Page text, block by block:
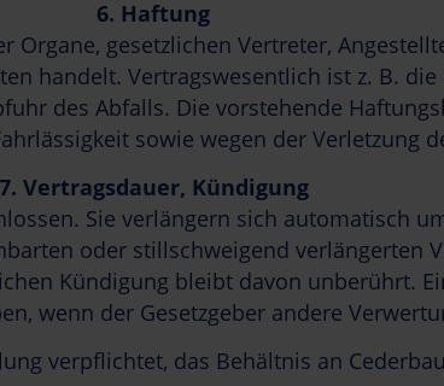
6. Haftung
gesetzlichen Vertreter,
handelt. Vertragswesentlich ist z. B.
des Abfalls. Die vorstehende
sowie wegen der Verletzung
7. Vertragsdauer, Kündigung
Sie verlängern sich automatisch
oder stillschweigend verlängerten
Kündigung bleibt davon unberührt.
wenn der Gesetzgeber andere
verpflichtet, das Behältnis an